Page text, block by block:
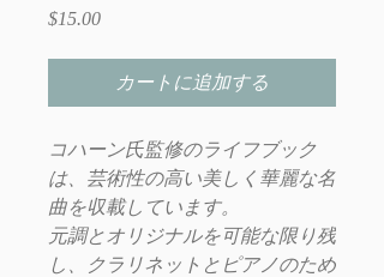
$15.00価
カートに追加する
コハーン氏監修のライフブック
は、芸術性の高い美しく華麗な名
曲を収載しています。
元調とオリジナルを可能な限り残
し、クラリネットとピアノのため